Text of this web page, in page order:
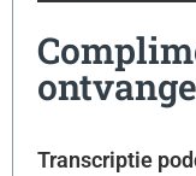
Transcriptie